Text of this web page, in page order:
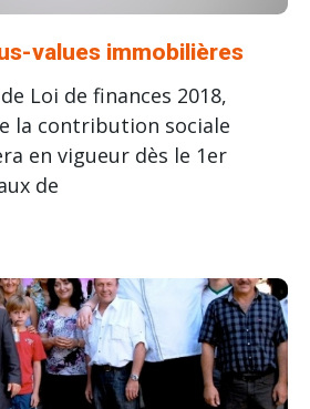
values immobilières
Loi de finances 2018,
la contribution sociale
en vigueur dès le 1er
de